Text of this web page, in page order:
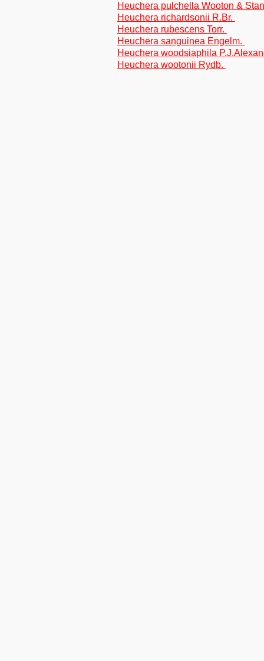
Heuchera pulchella Wooton &
Heuchera richardsonii R.Br.
Heuchera rubescens Torr.
Heuchera sanguinea Engelm.
Heuchera woodsiaphila
Heuchera wootonii Rydb.